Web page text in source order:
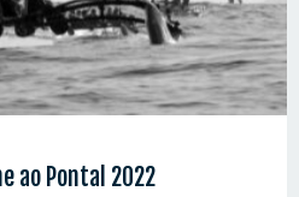
ao Pontal 2022